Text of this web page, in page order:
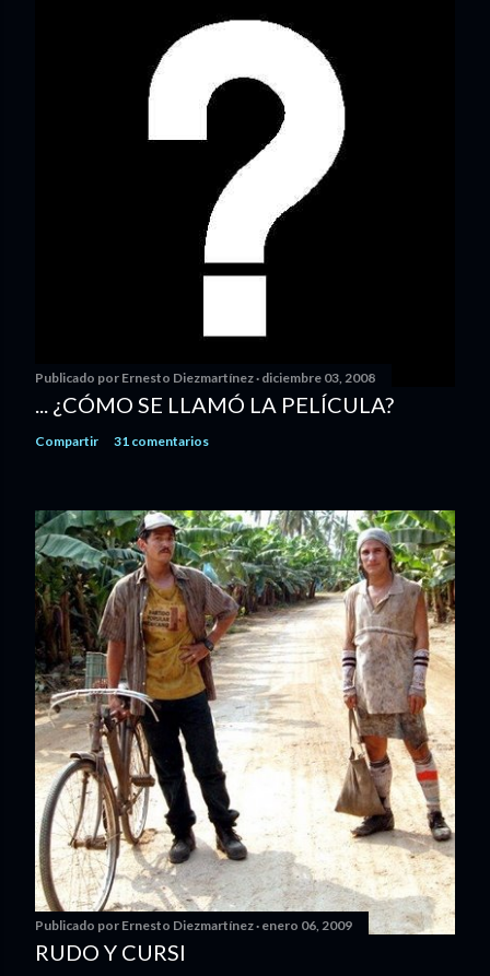
Publicado por Ernesto Diezmartínez diciembre 03, 2008
... ¿CÓMO SE LLAMÓ LA PELÍCULA?
Compartir 31 comentarios
Publicado por Ernesto Diezmartínez enero 06, 2009
RUDO Y CURSI